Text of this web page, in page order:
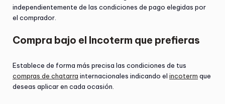
independientemente de las condiciones de pago elegidas por
el comprador.
Compra bajo el Incoterm que prefieras
Establece de forma más precisa las condiciones de tus
compras de chatarra internacionales indicando el incoterm que
deseas aplicar en cada ocasión.